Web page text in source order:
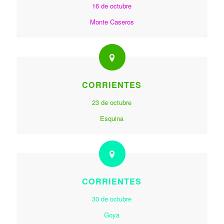
16 de octubre
Monte Caseros
CORRIENTES
23 de octubre
Esquina
CORRIENTES
30 de octubre
Goya